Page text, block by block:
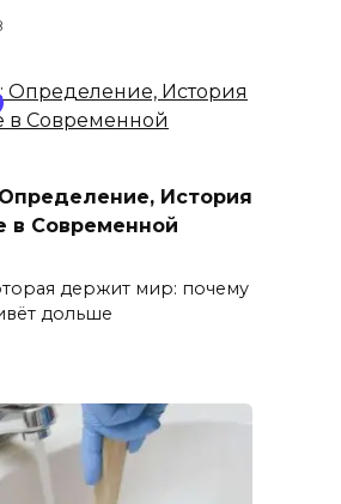
История
в Современной
держит мир: почему
дольше